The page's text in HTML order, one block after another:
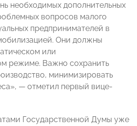
необходимых дополнительных
вопросов малого
предпринимателей в
Они должны
или
режиме. Важно сохранить
минимизировать
— отметил первый вице-
Государственной Думы уже